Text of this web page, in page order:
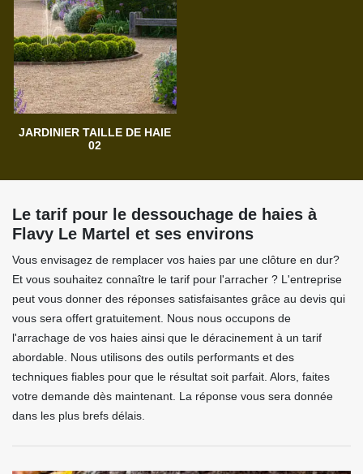
JARDINIER TAILLE DE HAIE
02
Le tarif pour le dessouchage de haies à
Flavy Le Martel et ses environs
Vous envisagez de remplacer vos haies par une clôture en dur?
Et vous souhaitez connaître le tarif pour l'arracher ? L'entreprise
peut vous donner des réponses satisfaisantes grâce au devis qui
vous sera offert gratuitement. Nous nous occupons de
l'arrachage de vos haies ainsi que le déracinement à un tarif
abordable. Nous utilisons des outils performants et des
techniques fiables pour que le résultat soit parfait. Alors, faites
votre demande dès maintenant. La réponse vous sera donnée
dans les plus brefs délais.